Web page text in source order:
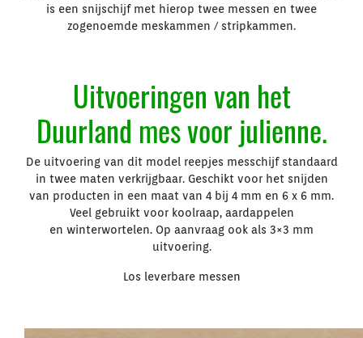
is een snijschijf met hierop twee messen en twee
zogenoemde meskammen / stripkammen.
Uitvoeringen van het
Duurland mes voor julienne.
De uitvoering van dit model reepjes messchijf standaard
in twee maten verkrijgbaar. Geschikt voor het snijden
van producten in een maat van 4 bij 4 mm en 6 x 6 mm.
Veel gebruikt voor koolraap, aardappelen
en winterwortelen. Op aanvraag ook als 3×3 mm
uitvoering.
Los leverbare messen